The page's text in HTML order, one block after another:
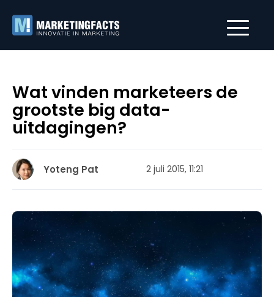
Wat vinden marketeers de
grootste big data-
uitdagingen?
Yoteng Pat 2 juli 2015, 11:21